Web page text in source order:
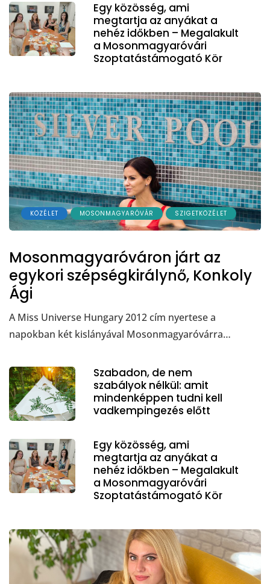
Egy közösség, ami
megtartja az anyákat a
nehéz időkben – Megalakult
a Mosonmagyaróvári
Szoptatástámogató Kör
KÖZÉLET MOSONMAGYARÓVÁR SZIGETKÖZÉLET
Mosonmagyaróváron járt az
egykori szépségkirálynő, Konkoly
Ági
A Miss Universe Hungary 2012 cím nyertese a
napokban két kislányával Mosonmagyaróvárra…
Szabadon, de nem
szabályok nélkül: amit
mindenképpen tudni kell
vadkempingezés előtt
Egy közösség, ami
megtartja az anyákat a
nehéz időkben – Megalakult
a Mosonmagyaróvári
Szoptatástámogató Kör